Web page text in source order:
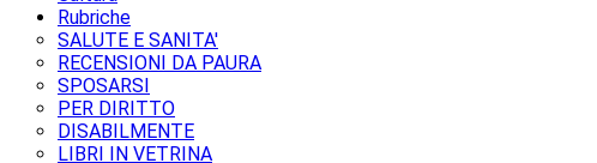
Rubriche
SALUTE E SANITA'
RECENSIONI DA PAURA
SPOSARSI
PER DIRITTO
DISABILMENTE
LIBRI IN VETRINA